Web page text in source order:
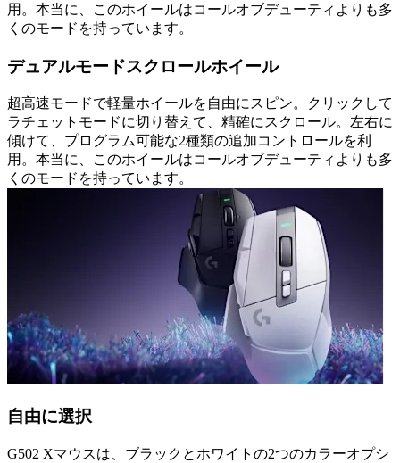
用。本当に、このホイールはコールオブデューティよりも多
くのモードを持っています。
デュアルモードスクロールホイール
超高速モードで軽量ホイールを自由にスピン。クリックして
ラチェットモードに切り替えて、精確にスクロール。左右に
傾けて、プログラム可能な2種類の追加コントロールを利
用。本当に、このホイールはコールオブデューティよりも多
くのモードを持っています。
自由に選択
G502 Xマウスは、ブラックとホワイトの2つのカラーオプシ